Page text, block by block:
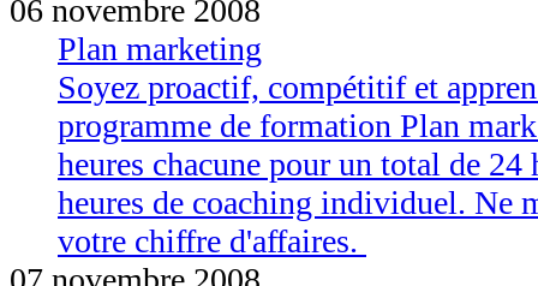
06 novembre 2008
Plan marketing
Soyez proactif, compétitif et
programme de formation Plan
heures chacune pour un total de
heures de coaching individuel. Ne
votre chiffre d'affaires.